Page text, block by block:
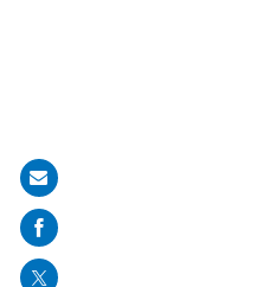
Share
on
mail